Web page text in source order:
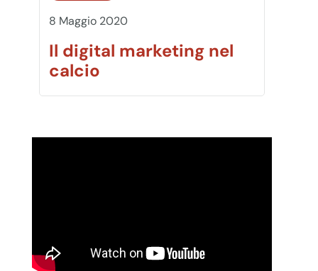
8 Maggio 2020
Il digital marketing nel
calcio